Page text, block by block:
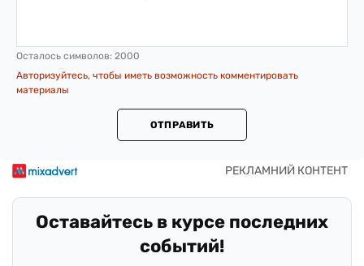
Осталось символов: 2000
Авторизуйтесь, чтобы иметь возможность комментировать
материалы
ОТПРАВИТЬ
Оставайтесь в курсе последних
событий!